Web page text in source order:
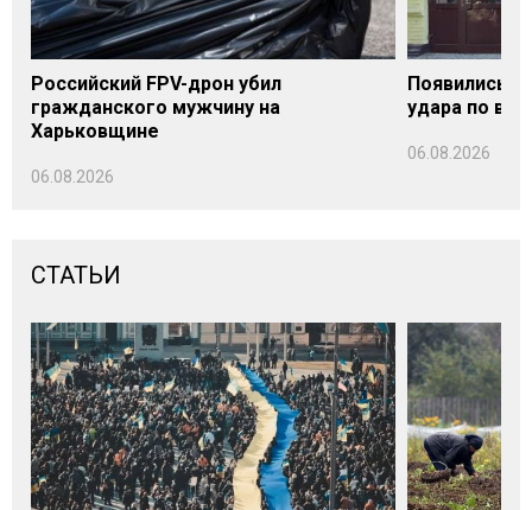
Российский FPV-дрон убил
гражданского мужчину на
Харьковщине
06.08.2026
Появились
удара по
06.08.2026
СТАТЬИ